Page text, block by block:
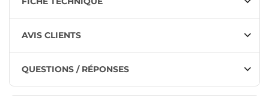
AVIS CLIENTS
QUESTIONS / RÉPONSES